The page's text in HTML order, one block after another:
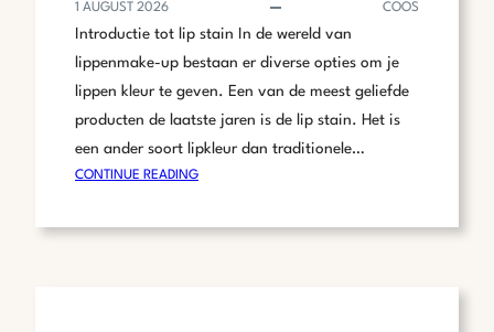
1 AUGUST 2026 COOS
Introductie tot lip stain In de wereld van
lippenmake-up bestaan er diverse opties om je
lippen kleur te geven. Een van de meest geliefde
producten de laatste jaren is de lip stain. Het is
een ander soort lipkleur dan traditionele…
CONTINUE READING: